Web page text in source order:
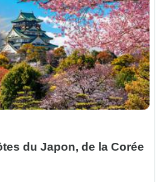
du Japon, de la Corée